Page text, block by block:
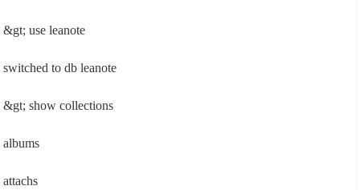
&gt; use leanote
switched to db leanote
&gt; show collections
albums
attachs